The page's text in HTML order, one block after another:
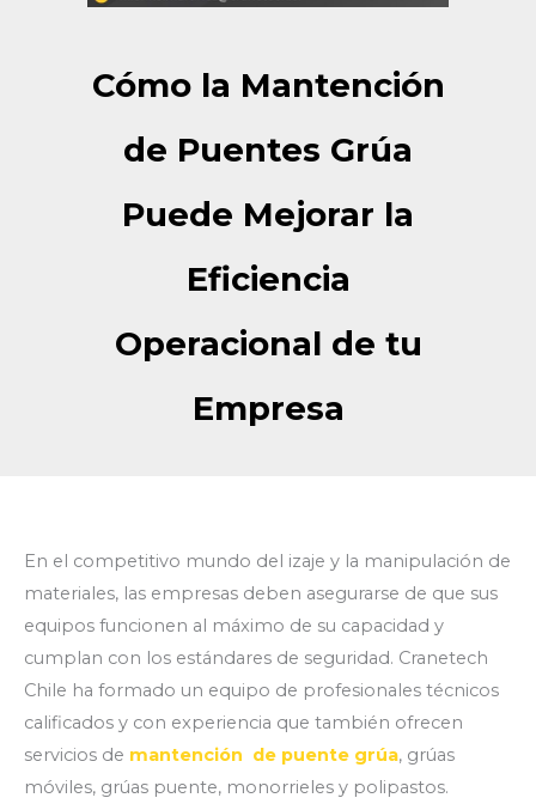
Cómo la Mantención
de Puentes Grúa
Puede Mejorar la
Eficiencia
Operacional de tu
Empresa
En el competitivo mundo del izaje y la manipulación de
materiales, las empresas deben asegurarse de que sus
equipos funcionen al máximo de su capacidad y
cumplan con los estándares de seguridad. Cranetech
Chile ha formado un equipo de profesionales técnicos
calificados y con experiencia que también ofrecen
servicios de mantención de puente grúa, grúas
móviles, grúas puente, monorrieles y polipastos.